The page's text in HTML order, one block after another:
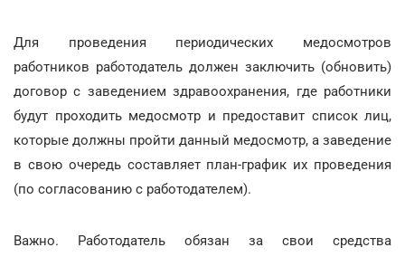
Для проведения периодических медосмотров
работников работодатель должен заключить (обновить)
договор с заведением здравоохранения, где работники
будут проходить медосмотр и предоставит список лиц,
которые должны пройти данный медосмотр, а заведение
в свою очередь составляет план-график их проведения
(по согласованию с работодателем).
Важно. Работодатель обязан за свои средства